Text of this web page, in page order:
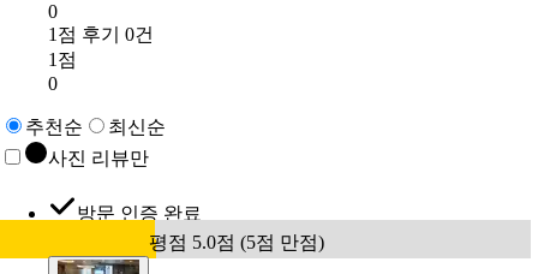
0
1점 후기 0건
1점
0
추천순
최신순
사진 리뷰만
방문 인증 완료
평점 5.0점 (5점 만점)